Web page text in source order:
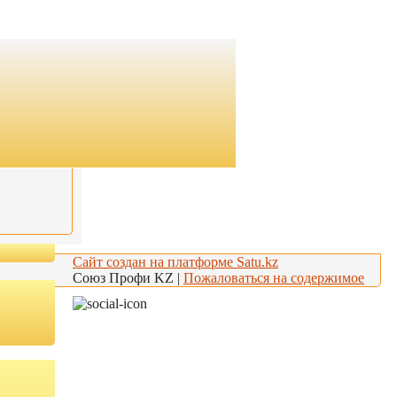
Сайт создан на платформе Satu.kz
Союз Профи KZ | Пожаловаться на содержимое